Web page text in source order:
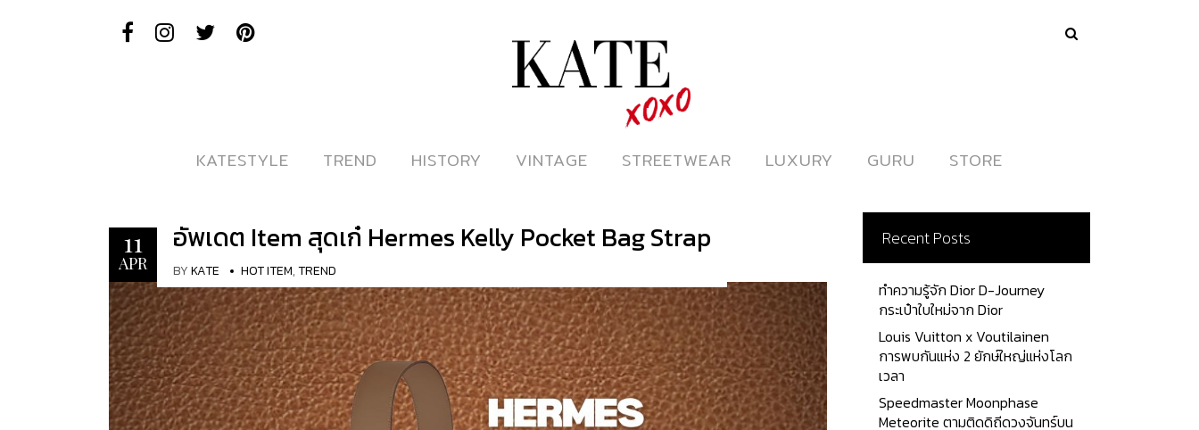
ดูหนังออนไลน์
KATESTYLE
KATESTYLE TREND
TREND HISTORY
HISTORY VINTAGE
VINTAGE STREETWEAR
STREETWEAR LUXURY
LUXURY GURU
GURU STORE
STORE
11
APR
อัพเดต Item สุดเก๋ Hermes Kelly Pocket Bag Strap
BYKATE HOT ITEM,TREND
Recent Posts
ทำความรู้จัก Dior D-Journey
กระเป๋าใบใหม่จาก Dior
Louis Vuitton x Voutilainen
การพบกันแห่ง 2 ยักษ์ใหญ่แห่งโลก
เวลา
Speedmaster Moonphase
Meteorite ตามติดดิถีดวงจันทร์บน